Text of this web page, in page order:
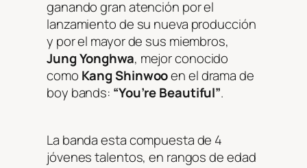
ganando gran atención por el
lanzamiento de su nueva producción
y por el mayor de sus miembros,
Jung Yonghwa, mejor conocido
como Kang Shinwooen el drama de
boy bands: “You’re Beautiful”.
La banda esta compuesta de 4
jóvenes talentos, en rangos de edad